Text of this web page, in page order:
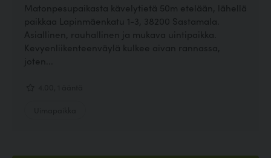
Matonpesupaikasta kävelytietä 50m etelään, lähellä
paikkaa Lapinmäenkatu 1-3, 38200 Sastamala.
Asiallinen, rauhallinen ja mukava uintipaikka.
Kevyenliikenteenväylä kulkee aivan rannassa,
joten...